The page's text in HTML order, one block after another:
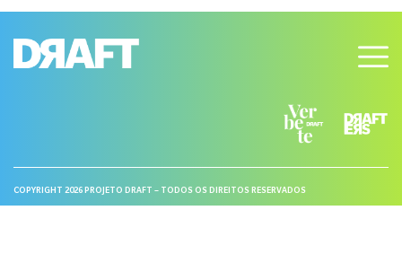
COPYRIGHT 2026 PROJETO DRAFT – TODOS OS DIREITOS RESERVADOS